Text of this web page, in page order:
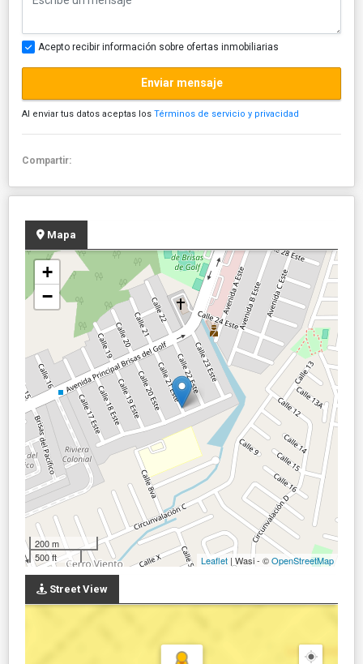
Acepto recibir información sobre ofertas inmobiliarias
Enviar mensaje
Al enviar tus datos aceptas los Términos de servicio y privacidad
Compartir:
Mapa
+
−
200 m
500 ft
Leaflet | Wasi - ©OpenStreetMap
Street View